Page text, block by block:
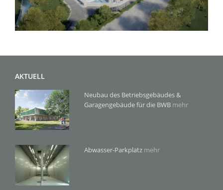
AKTUELL
Neubau des Betriebsgebäudes &
Garagengebäude für die BWB mehr
Abwasser-Parkplatz mehr